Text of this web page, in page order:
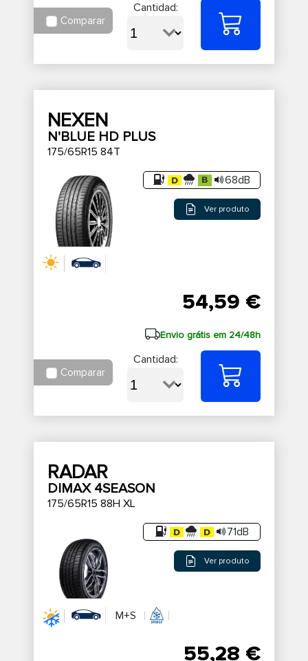
Comparar
Cantidad:
NEXEN
N'BLUE HD PLUS
175/65R15 84T
68dB
Ver produto
54,59 €
Envio grátis em 24/48h
Comparar
Cantidad:
RADAR
DIMAX 4SEASON
175/65R15 88H XL
71dB
Ver produto
M+S
55,28 €